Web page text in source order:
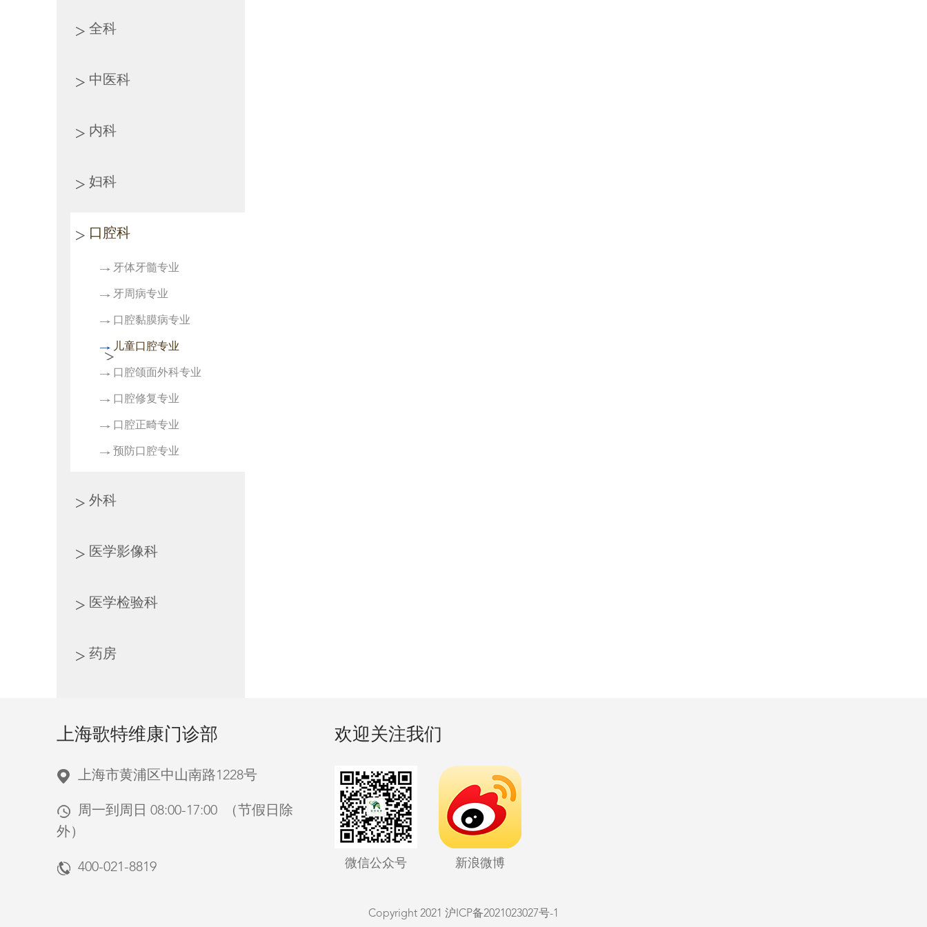
全科
中医科
内科
妇科
口腔科
牙体牙髓专业
牙周病专业
口腔黏膜病专业
儿童口腔专业
口腔颌面外科专业
口腔修复专业
口腔正畸专业
预防口腔专业
外科
医学影像科
医学检验科
药房
上海歌特维康门诊部
上海市黄浦区中山南路1228号
周一到周日 08:00-17:00 （节假日除
外）
400-021-8819
欢迎关注我们
微信公众号 新浪微博
Copyright 2021 沪ICP备2021023027号-1